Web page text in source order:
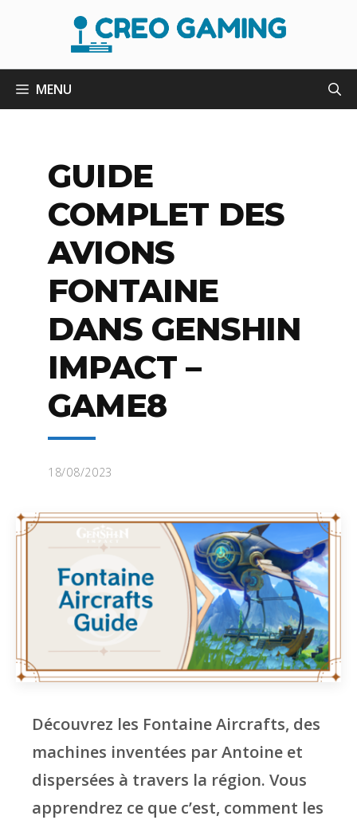
MENU
GUIDE
COMPLET DES
AVIONS
FONTAINE
DANS GENSHIN
IMPACT –
GAME8
18/08/2023
Découvrez les Fontaine Aircrafts, des
machines inventées par Antoine et
dispersées à travers la région. Vous
apprendrez ce que c’est, comment les